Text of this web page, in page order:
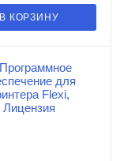
В КОРЗИНУ